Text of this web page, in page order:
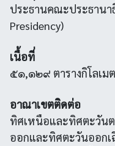
ประธานคณะประธาน
Presidency)
เนื้อที่
๕๑,๑๒๙ ตารางกิโลเม
อาณาเขตติดต่อ
ทิศเหนือและทิศตะวันต
ออกและทิศตะวันออกเ